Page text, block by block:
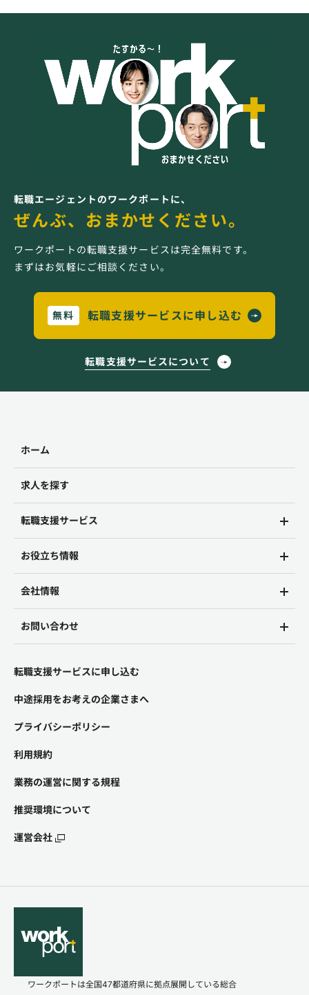
転職エージェントのワークポートに、
ぜんぶ、おまかせください。
ワークポートの転職支援サービスは完全無料です。
まずはお気軽にご相談ください。
無料 転職支援サービスに申し込む
転職支援サービスについて
ホーム
求人を探す
転職支援サービス
お役立ち情報
会社情報
お問い合わせ
転職支援サービスに申し込む
中途採用をお考えの企業さまへ
プライバシーポリシー
利用規約
業務の運営に関する規程
推奨環境について
運営会社
ワークポートは全国47都道府県に拠点展開している総合